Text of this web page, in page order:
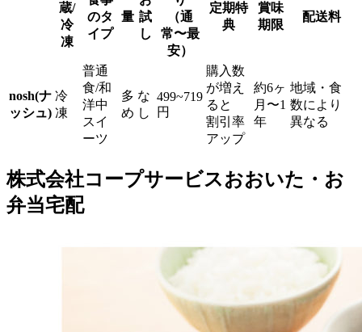
蔵/
冷
凍
のタ
イプ
量 試
し
（通
常〜最
安）
定期特
典
賞味
期限
配送料
nosh(ナ
ッシュ)
冷
凍
普通
食/和
洋中
スイ
ーツ
多
め
な
し
499~719
円
購入数
が増え
ると
割引率
アップ
約6ヶ
月〜1
年
地域・食
数により
異なる
株式会社コープサービスおおいた・お
弁当宅配